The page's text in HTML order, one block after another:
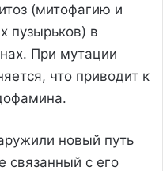
(митофагию и
пузырьков) в
При мутации
что приводит к
новый путь
связанный с его